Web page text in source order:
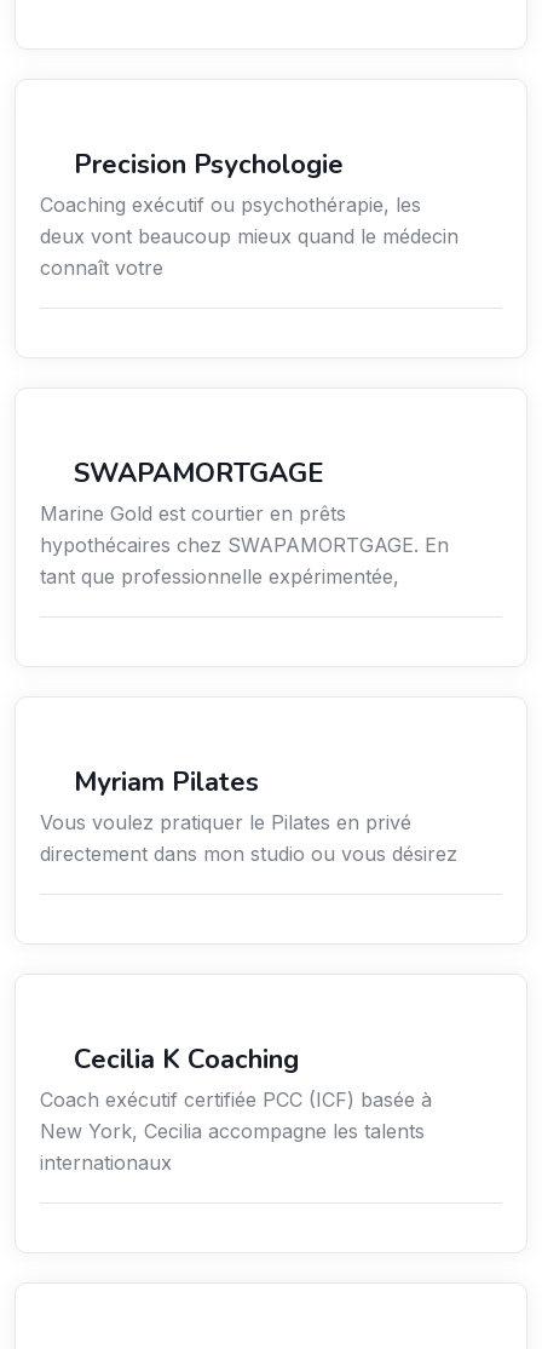
Precision Psychologie
Coaching exécutif ou psychothérapie, les
deux vont beaucoup mieux quand le médecin
connaît votre
SWAPAMORTGAGE
Marine Gold est courtier en prêts
hypothécaires chez SWAPAMORTGAGE. En
tant que professionnelle expérimentée,
Myriam Pilates
Vous voulez pratiquer le Pilates en privé
directement dans mon studio ou vous désirez
Cecilia K Coaching
Coach exécutif certifiée PCC (ICF) basée à
New York, Cecilia accompagne les talents
internationaux